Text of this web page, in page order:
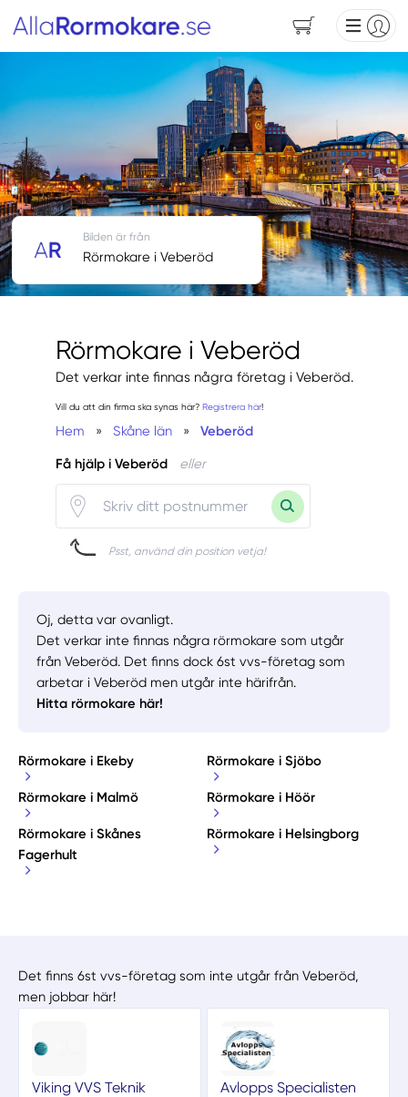
Rörmokare i Veberöd
Det verkar inte finnas några företag i Veberöd.
Vill du att din firma ska synas här? Registrera här!
Hem » Skåne län » Veberöd
Få hjälp i Veberöd eller
Psst, använd din position vetja!
Bilden är från
Rörmokare i Veberöd
Oj, detta var ovanligt.
Det verkar inte finnas några rörmokare som utgår
från Veberöd. Det finns dock 6st vvs-företag som
arbetar i Veberöd men utgår inte härifrån.
Hitta rörmokare här!
Rörmokare i Ekeby Rörmokare i Sjöbo
Rörmokare i Malmö Rörmokare i Höör
Rörmokare i Skånes
Fagerhult
Rörmokare i Helsingborg
Det finns 6st vvs-företag som inte utgår från Veberöd,
men jobbar här!
Viking VVS Teknik
Avlopps Specialisten